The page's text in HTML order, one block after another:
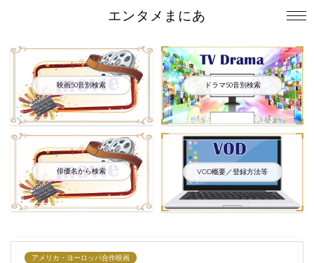
エンタメまにあ
映画50音別検索 ドラマ50音別検索
俳優名から検索 VOD概要／登録方法等
アメリカ・ヨーロッパ合作映画